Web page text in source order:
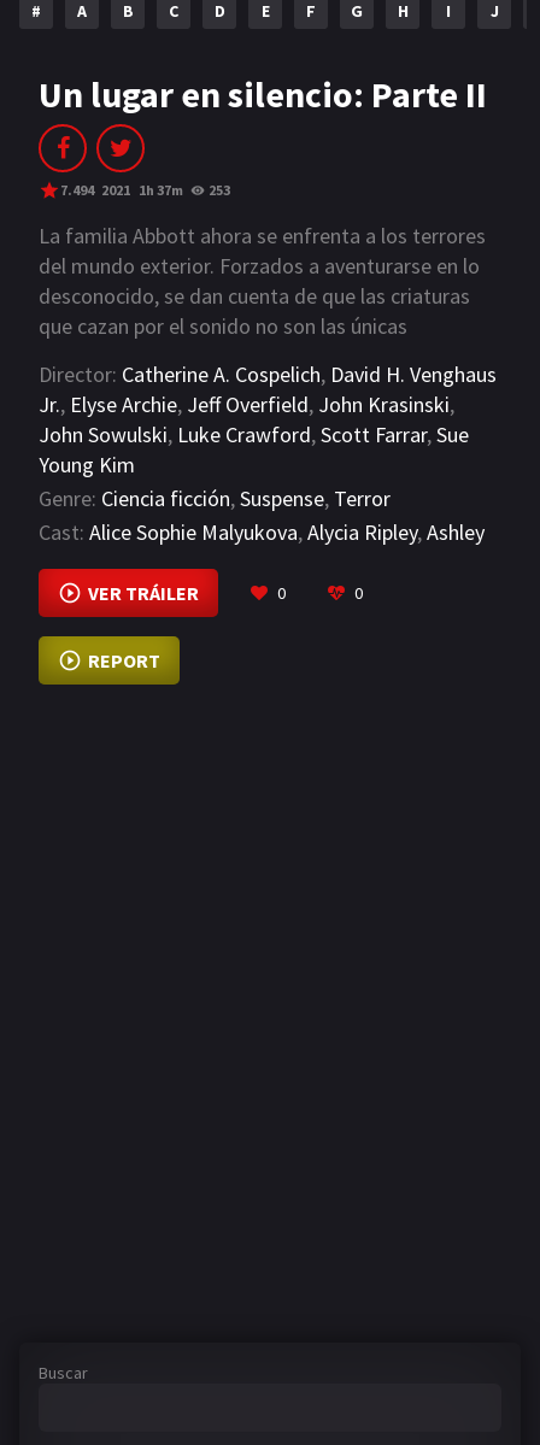
AÑOS
2023
2021
2019 2018
2014 2006
2002 2001
2000 1990
SERIES
PELICULAS
# A B C D E F G H I J
Un lugar en silencio: Parte II
7.494 2021 1h 37m 253
La familia Abbott ahora se enfrenta a los terrores
del mundo exterior. Forzados a aventurarse en lo
desconocido, se dan cuenta de que las criaturas
que cazan por el sonido no son las únicas
arena.
Director: Catherine A. Cospelich, David H. Venghaus
Jr., Elyse Archie, Jeff Overfield, John Krasinski,
John Sowulski, Luke Crawford,Scott Farrar,Sue
Young Kim
Genre: Ciencia ficción,Suspense, Terror
Cast: Alice Sophie Malyukova,Alycia Ripley,Ashley
Dyke
VIEW MORE
VER TRÁILER 0 0
REPORT
Buscar